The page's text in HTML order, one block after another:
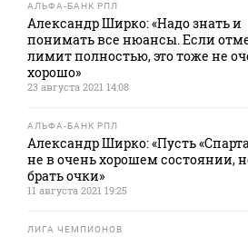
АЛЬФА-БАНК РПЛ
Александр Ширко: «Надо знать и
понимать все нюансы. Если
лимит полностью, это тоже не
хорошо»
23 августа 2021 14:08
АЛЬФА-БАНК РПЛ
Александр Ширко: «Пусть
не в очень хорошем состоянии,
брать очки»
11 августа 2021 19:25
ЛИГА ЧЕМПИОНОВ